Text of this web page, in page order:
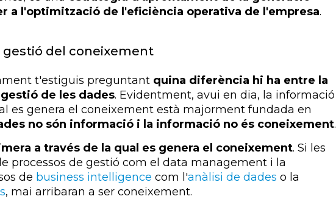
a l'optimització de l'eficiència operativa de l'empresa.
gestió del coneixement
t'estiguis preguntant quina diferència hi ha entre la
de les dades. Evidentment, avui en dia, la informació
es genera el coneixement està majorment fundada en
no són informació i la informació no és coneixement.
a través de la qual es genera el coneixement. Si les
processos de gestió com el data management i la
de business intelligence com l'anàlisi de dades o la
, mai arribaran a ser coneixement.